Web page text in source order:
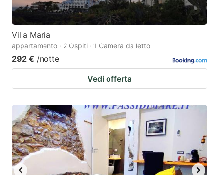
Villa Maria
appartamento · 2 Ospiti · 1 Camera da letto
292 € /notte
Vedi offerta